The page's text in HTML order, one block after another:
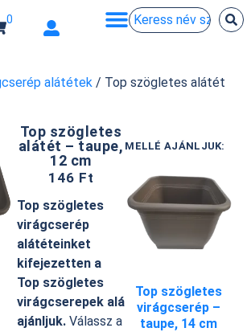
0
alátétek / Top szögletes alátét
Top szögletes
alátét – taupe,
12 cm
146 Ft
Top szögletes
virágcserép
alátéteinket
kifejezetten a
Top szögletes
virágcserepek alá
ajánljuk. Válassz a
MELLÉ AJÁNLJUK:
Top szögletes
virágcserép –
taupe, 14 cm